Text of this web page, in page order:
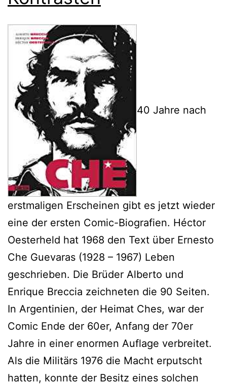
40 Jahre nach
erstmaligen Erscheinen gibt es jetzt wieder
eine der ersten Comic-Biografien. Héctor
Oesterheld hat 1968 den Text über Ernesto
Che Guevaras (1928 – 1967) Leben
geschrieben. Die Brüder Alberto und
Enrique Breccia zeichneten die 90 Seiten.
In Argentinien, der Heimat Ches, war der
Comic Ende der 60er, Anfang der 70er
Jahre in einer enormen Auflage verbreitet.
Als die Militärs 1976 die Macht erputscht
hatten, konnte der Besitz eines solchen